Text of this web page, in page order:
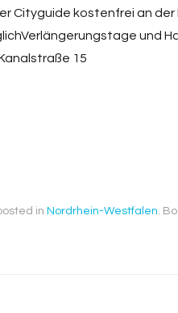
Cityguide kostenfrei an
und
15
in Nordrhein-Westfalen.